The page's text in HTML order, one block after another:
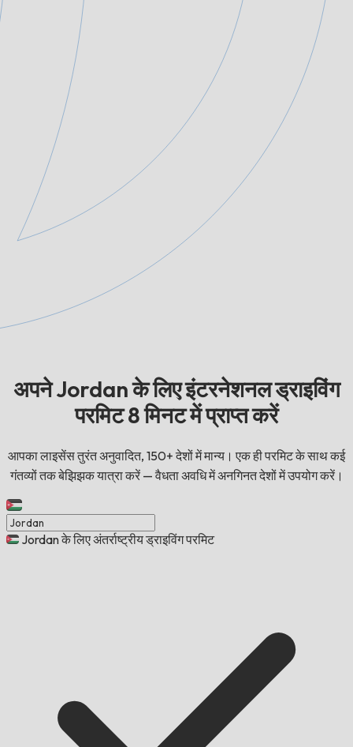
अपने Jordan के लिए इंटरनेशनल ड्राइविंग
परमिट 8 मिनट में प्राप्त करें
आपका लाइसेंस तुरंत अनुवादित, 150+ देशों में मान्य। एक ही परमिट के साथ कई
गंतव्यों तक बेझिझक यात्रा करें — वैधता अवधि में अनगिनत देशों में उपयोग करें।
Jordan के लिए अंतर्राष्ट्रीय ड्राइविंग परमिट